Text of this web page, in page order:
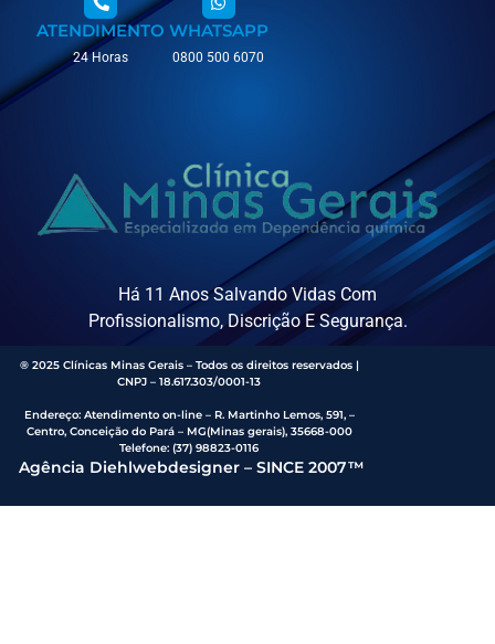
ATENDIMENTO
24 Horas
WHATSAPP
0800 500 6070
Há 11 Anos Salvando Vidas Com
Profissionalismo, Discrição E Segurança.
® 2025 Clínicas Minas Gerais – Todos os direitos reservados |
CNPJ – 18.617.303/0001-13
Endereço: Atendimento on-line – R. Martinho Lemos, 591, –
Centro, Conceição do Pará – MG(Minas gerais), 35668-000
Telefone:(37) 98823-0116
Agência Diehlwebdesigner – SINCE 2007™